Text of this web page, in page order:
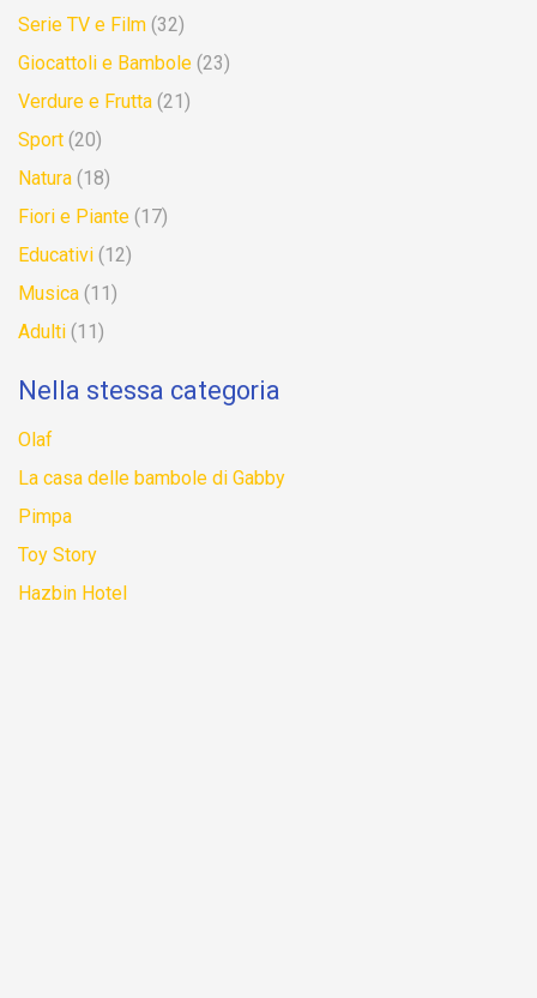
Serie TV e Film (32)
Giocattoli e Bambole (23)
Verdure e Frutta (21)
Sport (20)
Natura (18)
Fiori e Piante (17)
Educativi (12)
Musica (11)
Adulti (11)
Nella stessa categoria
Olaf
La casa delle bambole di Gabby
Pimpa
Toy Story
Hazbin Hotel